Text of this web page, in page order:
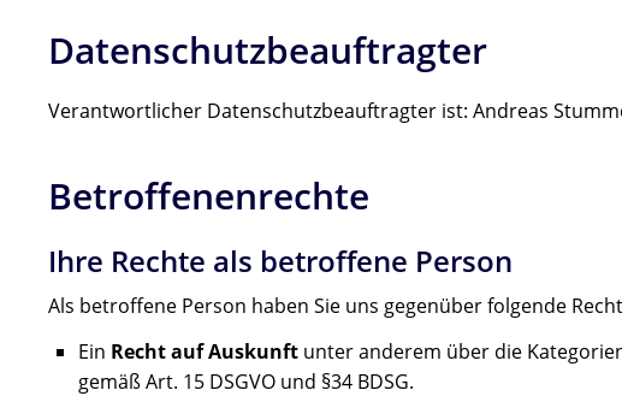
Datenschutzbeauftragter
Verantwortlicher Datenschutzbeauftragter ist: Andreas
Betroffenenrechte
Ihre Rechte als betroffene Person
Als betroffene Person haben Sie uns gegenüber folgende
Ein Recht auf Auskunft unter anderem über die
gemäß Art. 15 DSGVO und §34 BDSG.